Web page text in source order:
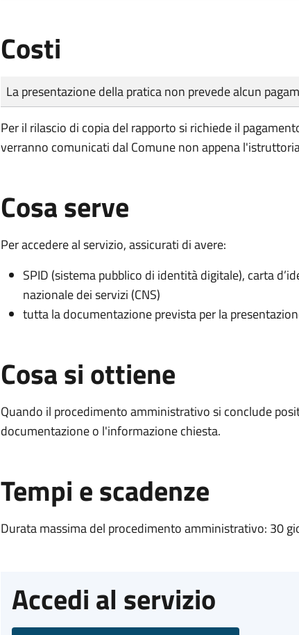
Costi
Tipo di pagamento
Importo
La presentazione della pratica non prevede alcun
Per il rilascio di copia del rapporto si richiede il
verranno comunicati dal Comune non appena
Cosa serve
Per accedere al servizio, assicurati di avere:
SPID (sistema pubblico di identità digitale), carta
nazionale dei servizi (CNS)
tutta la documentazione prevista per la
Cosa si ottiene
Quando il procedimento amministrativo si conclude
documentazione o l'informazione chiesta.
Tempi e scadenze
Durata massima del procedimento amministrativo: 30
Accedi al servizio